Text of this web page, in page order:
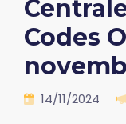
Codes
14/11/2024